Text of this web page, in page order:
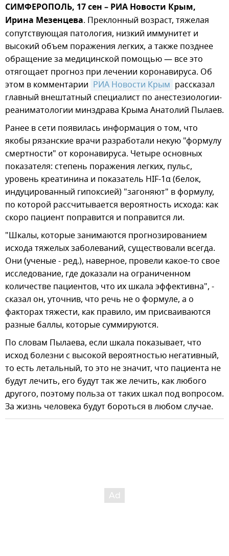
СИМФЕРОПОЛЬ, 17 сен – РИА Новости Крым,
Ирина Мезенцева. Преклонный возраст, тяжелая
сопутствующая патология, низкий иммунитет и
высокий объем поражения легких, а также позднее
обращение за медицинской помощью — все это
отягощает прогноз при лечении коронавируса. Об
этом в комментарии РИА Новости Крым рассказал
главный внештатный специалист по анестезиологии-
реаниматологии минздрава Крыма Анатолий Пылаев.
Ранее в сети появилась информация о том, что
якобы рязанские врачи разработали некую "формулу
смертности" от коронавируса. Четыре основных
показателя: степень поражения легких, пульс,
уровень креатинина и показатель HIF-1α (белок,
индуцированный гипоксией) "загоняют" в формулу,
по которой рассчитывается вероятность исхода: как
скоро пациент поправится и поправится ли.
"Шкалы, которые занимаются прогнозированием
исхода тяжелых заболеваний, существовали всегда.
Они (ученые - ред.), наверное, провели какое-то свое
исследование, где доказали на ограниченном
количестве пациентов, что их шкала эффективна", -
сказал он, уточнив, что речь не о формуле, а о
факторах тяжести, как правило, им присваиваются
разные баллы, которые суммируются.
По словам Пылаева, если шкала показывает, что
исход болезни с высокой вероятностью негативный,
то есть летальный, то это не значит, что пациента не
будут лечить, его будут так же лечить, как любого
другого, поэтому польза от таких шкал под вопросом.
За жизнь человека будут бороться в любом случае.